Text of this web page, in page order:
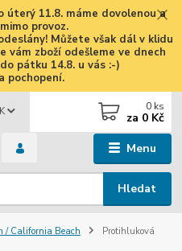
úterý 11.8. máme dovolenou a
provoz.
Můžete však dál v klidu
vám zboží odešleme ve dnech
pátku 14.8. u vás :-)
pochopení.
Menu
Hledat
0 ks
za 0 Kč
/ California Beach
Protihluková